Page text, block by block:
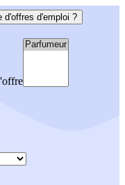
d'offres d'emploi ?